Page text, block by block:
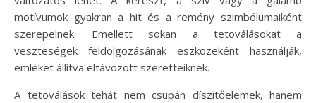
motívumok gyakran a hit és a remény szimbólumaiként
szerepelnek. Emellett sokan a tetoválásokat a
veszteségek feldolgozásának eszközeként használják,
emléket állítva eltávozott szeretteiknek.
A tetoválások tehát nem csupán díszítőelemek, hanem